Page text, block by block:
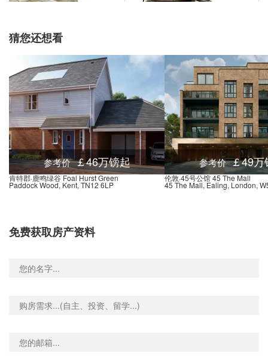
Place Stop F, Westferry Road, 伦敦, E14 3, 英国
Maconochies Road (Stop A), 276 Westferry Road, 伦敦, E14 3AG, 英国
0.02米
Isle of Dogs Police Station Stop CS, 269 Manchester Road, 伦敦, E14 3DP, 英国
0.03米
伦敦, SE10 9, 英国
0.02米
Harbinger School Masthouse Terrace Pier (Stop H), Westferry Road, 伦敦, E14 3, 英国
0.03米
伦敦, SE10 9, 英国
0.02米
Greenwich Town Cen Cutty Sark Stop C, 30 King William Walk, 伦敦, SE10 9HU, 英国
0.02米
0.02米
Cutty Sark for Maritime Greenwich (Stop A), 320 Creek Road, 伦敦, SE10 9SW, 英国
0.02米
Plough Way, 288 Grove Street, 伦敦, SE8 3RF, 英国
猜您还想看
参考价 ￡46万镑起
肯特郡·鹿鸣绿谷 Foal Hurst Green
Paddock Wood, Kent, TN12 6LP
参考价 ￡49万
伦敦·45号公馆 45 The Mall
45 The Mall, Ealing, London,
免费获取房产资料